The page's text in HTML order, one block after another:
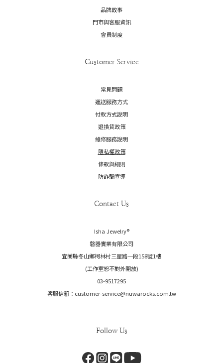
品牌故事
門市與客服資訊
會員制度
Customer Service
常見問題
運送服務方式
付款方式說明
退換貨政策
維修服務說明
隱私權政策
條款與細則
防詐騙宣導
Contact Us
Isha Jewelry®️
磐器實業有限公司
宜蘭縣冬山鄉柯林村三星路一段158號1樓
(工作室恕不對外開放)
03-9517295
客服信箱：customer-service@nuwarocks.com.tw
Follow Us